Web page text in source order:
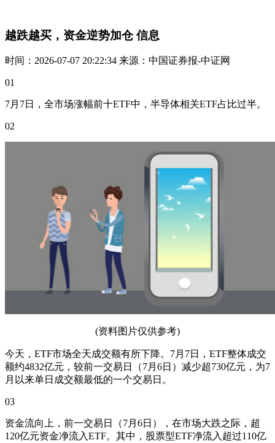
越跌越买，资金逆势加仓 信息
时间：2026-07-07 20:22:34 来源：中国证券报-中证网
01
7月7日，全市场涨幅前十ETF中，半导体相关ETF占比过半。
02
(资料图片仅供参考)
今天，ETF市场全天成交额有所下降。7月7日，ETF整体成交
额约4832亿元，较前一交易日（7月6日）减少超730亿元，为7
月以来单日成交额最低的一个交易日。
03
资金流向上，前一交易日（7月6日），在市场大跌之际，超
120亿元资金净流入ETF。其中，股票型ETF净流入超过110亿